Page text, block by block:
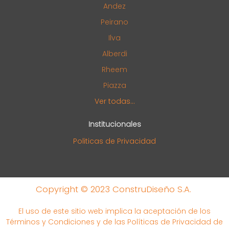
Andez
Peirano
Ilva
Alberdi
Rheem
Piazza
Ver todas...
Institucionales
Politicas de Privacidad
Copyright © 2023 ConstruDiseño S.A.
El uso de este sitio web implica la aceptación de los
Términos y Condiciones y de las Políticas de Privacidad de